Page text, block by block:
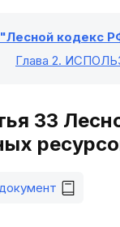
"Лесной кодекс
Глава 2.
33